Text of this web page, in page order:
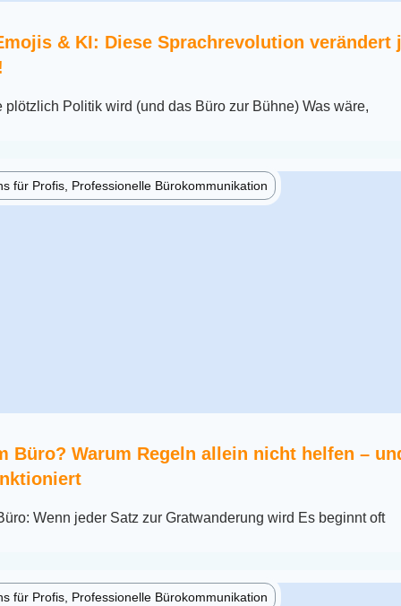
& KI: Diese Sprachrevolution verändert
plötzlich Politik wird (und das Büro zur Bühne) Was wäre,
für Profis, Professionelle Bürokommunikation
Büro? Warum Regeln allein nicht helfen –
Wenn jeder Satz zur Gratwanderung wird Es beginnt oft
für Profis, Professionelle Bürokommunikation